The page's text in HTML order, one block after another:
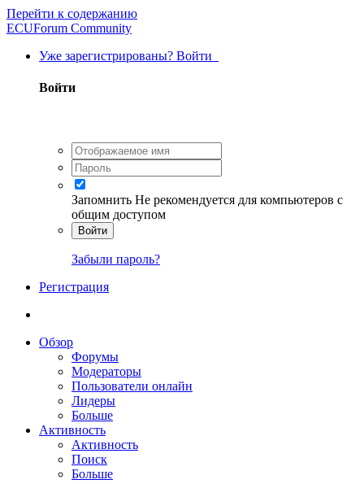
Перейти к содержанию
ECUForum Community
Уже зарегистрированы? Войти
Войти
Запомнить Не рекомендуется для компьютеров с
общим доступом
Войти
Забыли пароль?
Регистрация
Обзор
Форумы
Модераторы
Пользователи онлайн
Лидеры
Больше
Активность
Активность
Поиск
Больше